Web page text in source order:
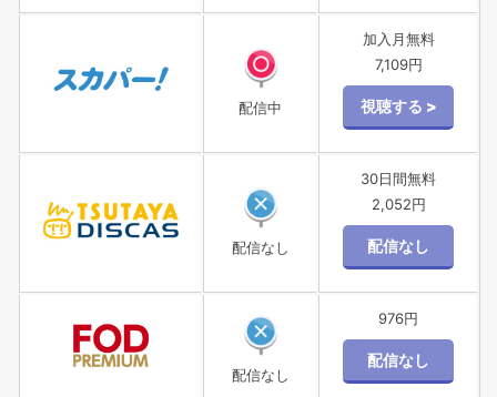
配信中
加入月無料
7,109円
配信なし
30日間無料
2,052円
配信なし
976円